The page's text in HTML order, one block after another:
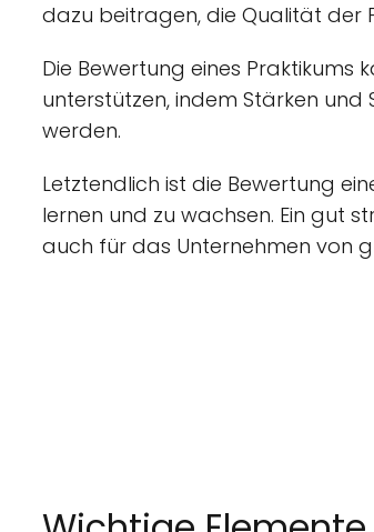
dazu beitragen, die Qualität der
Die Bewertung eines
unterstützen, indem Stärken
werden.
Letztendlich ist die Bewertung
lernen und zu wachsen. Ein gut
auch für das Unternehmen von